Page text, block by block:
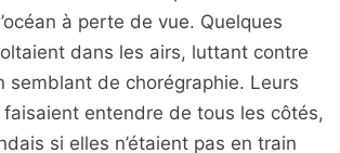
à perte de vue. Quelques
dans les airs, luttant contre
semblant de chorégraphie. Leurs
entendre de tous les côtés,
si elles n’étaient pas en train